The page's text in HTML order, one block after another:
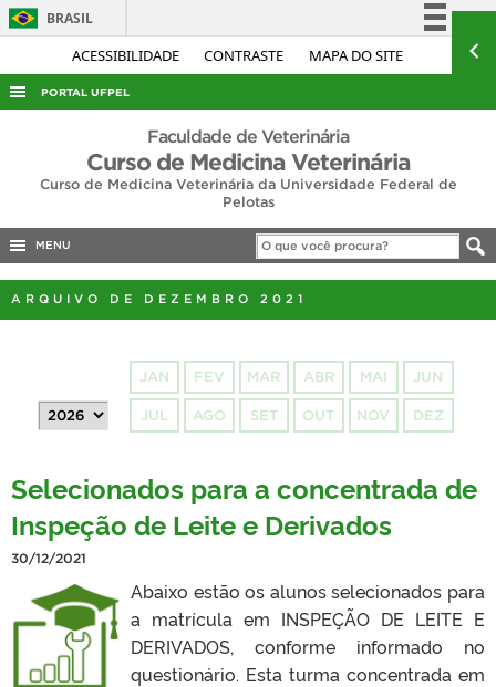
ACESSIBILIDADE CONTRASTE MAPA DO SITE
BRASIL
Simplifique!
Acesso à informação
Legislação
PORTAL UFPEL
ACESSO À INFORMAÇÃO
AUDITORIA
CONCURSOS
EDITAIS
INTERNACIONAL
TELEFONES
Faculdade de Veterinária
Curso de Medicina Veterinária
Curso de Medicina Veterinária da Universidade Federal de
Pelotas
MENU
ARQUIVO DE DEZEMBRO 2021
JAN FEV MAR ABR MAI JUN
JUL AGO SET OUT NOV DEZ
Selecionados para a concentrada de
Inspeção de Leite e Derivados
30/12/2021
Abaixo estão os alunos selecionados para
a matrícula em INSPEÇÃO DE LEITE E
DERIVADOS, conforme informado no
questionário. Esta turma concentrada em